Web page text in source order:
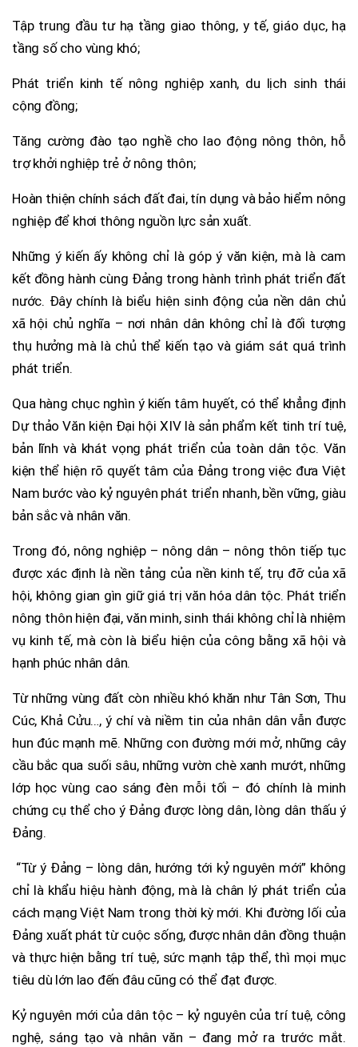
Tập trung đầu tư hạ tầng giao thông, y tế, giáo dục, hạ
tầng số cho vùng khó;
Phát triển kinh tế nông nghiệp xanh, du lịch sinh thái
cộng đồng;
Tăng cường đào tạo nghề cho lao động nông thôn, hỗ
trợ khởi nghiệp trẻ ở nông thôn;
Hoàn thiện chính sách đất đai, tín dụng và bảo hiểm nông
nghiệp để khơi thông nguồn lực sản xuất.
Những ý kiến ấy không chỉ là góp ý văn kiện, mà là cam
kết đồng hành cùng Đảng trong hành trình phát triển đất
nước. Đây chính là biểu hiện sinh động của nền dân chủ
xã hội chủ nghĩa – nơi nhân dân không chỉ là đối tượng
thụ hưởng mà là chủ thể kiến tạo và giám sát quá trình
phát triển.
Qua hàng chục nghìn ý kiến tâm huyết, có thể khẳng định
Dự thảo Văn kiện Đại hội XIV là sản phẩm kết tinh trí tuệ,
bản lĩnh và khát vọng phát triển của toàn dân tộc. Văn
kiện thể hiện rõ quyết tâm của Đảng trong việc đưa Việt
Nam bước vào kỷ nguyên phát triển nhanh, bền vững, giàu
bản sắc và nhân văn.
Trong đó, nông nghiệp – nông dân – nông thôn tiếp tục
được xác định là nền tảng của nền kinh tế, trụ đỡ của xã
hội, không gian gìn giữ giá trị văn hóa dân tộc. Phát triển
nông thôn hiện đại, văn minh, sinh thái không chỉ là nhiệm
vụ kinh tế, mà còn là biểu hiện của công bằng xã hội và
hạnh phúc nhân dân.
Từ những vùng đất còn nhiều khó khăn như Tân Sơn, Thu
Cúc, Khả Cửu…, ý chí và niềm tin của nhân dân vẫn được
hun đúc mạnh mẽ. Những con đường mới mở, những cây
cầu bắc qua suối sâu, những vườn chè xanh mướt, những
lớp học vùng cao sáng đèn mỗi tối – đó chính là minh
chứng cụ thể cho ý Đảng được lòng dân, lòng dân thấu ý
Đảng.
“Từ ý Đảng – lòng dân, hướng tới kỷ nguyên mới” không
chỉ là khẩu hiệu hành động, mà là chân lý phát triển của
cách mạng Việt Nam trong thời kỳ mới. Khi đường lối của
Đảng xuất phát từ cuộc sống, được nhân dân đồng thuận
và thực hiện bằng trí tuệ, sức mạnh tập thể, thì mọi mục
tiêu dù lớn lao đến đâu cũng có thể đạt được.
Kỷ nguyên mới của dân tộc – kỷ nguyên của trí tuệ, công
nghệ, sáng tạo và nhân văn – đang mở ra trước mắt.